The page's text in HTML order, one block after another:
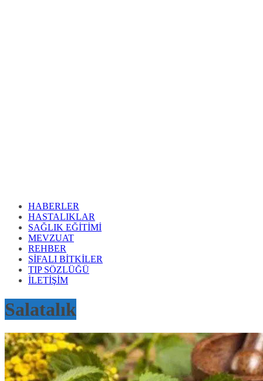
HABERLER
HASTALIKLAR
SAĞLIK EĞİTİMİ
MEVZUAT
REHBER
SİFALI BİTKİLER
TIP SÖZLÜĞÜ
İLETİŞİM
Salatalık